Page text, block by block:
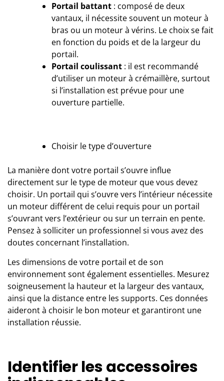
Portail battant : composé de deux
vantaux, il nécessite souvent un moteur à
bras ou un moteur à vérins. Le choix se fait
en fonction du poids et de la largeur du
portail.
Portail coulissant : il est recommandé
d’utiliser un moteur à crémaillère, surtout
si l’installation est prévue pour une
ouverture partielle.
Choisir le type d’ouverture
La manière dont votre portail s’ouvre influe
directement sur le type de moteur que vous devez
choisir. Un portail qui s’ouvre vers l’intérieur nécessite
un moteur différent de celui requis pour un portail
s’ouvrant vers l’extérieur ou sur un terrain en pente.
Pensez à solliciter un professionnel si vous avez des
doutes concernant l’installation.
Les dimensions de votre portail et de son
environnement sont également essentielles. Mesurez
soigneusement la hauteur et la largeur des vantaux,
ainsi que la distance entre les supports. Ces données
aideront à choisir le bon moteur et garantiront une
installation réussie.
Identifier les accessoires